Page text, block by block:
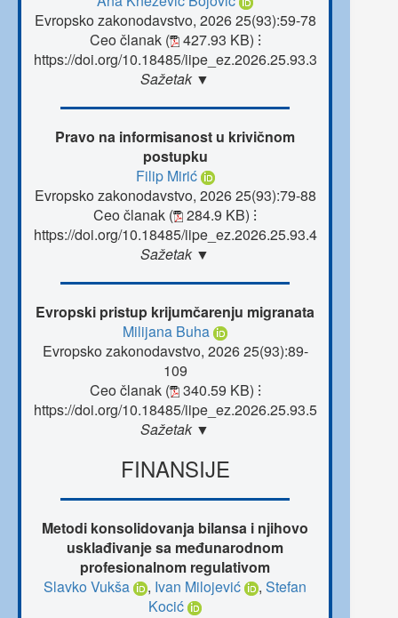
Evropsko zakonodavstvo, 2026 25(93):59-78
Ceo članak ( 427.93 KB) ⁝
https://doi.org/10.18485/iipe_ez.2026.25.93.3
Sažetak ▼
Pravo na informisanost u krivičnom
postupku
Filip Mirić
Evropsko zakonodavstvo, 2026 25(93):79-88
Ceo članak (
284.9 KB) ⁝
https://doi.org/10.18485/iipe_ez.2026.25.93.4
Sažetak ▼
Evropski pristup krijumčarenju migranata
Milijana Buha
Evropsko zakonodavstvo, 2026 25(93):89-
109
Ceo članak ( 340.59 KB) ⁝
https://doi.org/10.18485/iipe_ez.2026.25.93.5
Sažetak ▼
FINANSIJE
Metodi konsolidovanja bilansa i njihovo
usklađivanje sa međunarodnom
profesionalnom regulativom
Slavko Vukša
, Ivan Milojević ,Stefan
Kocić